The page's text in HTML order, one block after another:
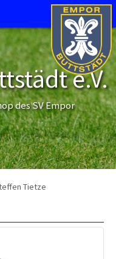
e.V.
des SV Empor
Tietze